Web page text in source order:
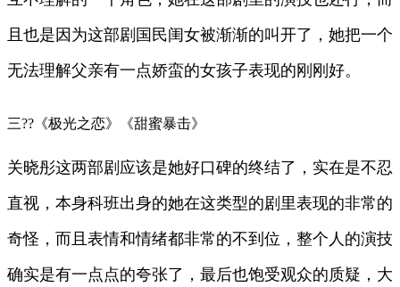
且也是因为这部剧国民闺女被渐渐的叫开了，她把一个
无法理解父亲有一点娇蛮的女孩子表现的刚刚好。
三??《极光之恋》《甜蜜暴击》
关晓彤这两部剧应该是她好口碑的终结了，实在是不忍
直视，本身科班出身的她在这类型的剧里表现的非常的
奇怪，而且表情和情绪都非常的不到位，整个人的演技
确实是有一点点的夸张了，最后也饱受观众的质疑，大